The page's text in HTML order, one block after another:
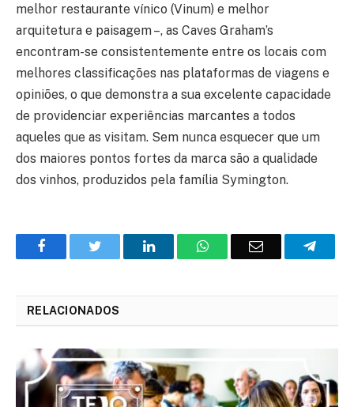
melhor restaurante vínico (Vinum) e melhor
arquitetura e paisagem –, as Caves Graham’s
encontram-se consistentemente entre os locais com
melhores classificações nas plataformas de viagens e
opiniões, o que demonstra a sua excelente capacidade
de providenciar experiências marcantes a todos
aqueles que as visitam. Sem nunca esquecer que um
dos maiores pontos fortes da marca são a qualidade
dos vinhos, produzidos pela família Symington.
FacebookTwitter
O
WhatsAppE-
RELACIONADOS